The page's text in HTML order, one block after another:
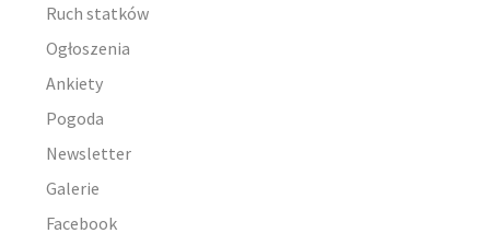
Ruch statków
Ogłoszenia
Ankiety
Pogoda
Newsletter
Galerie
Facebook